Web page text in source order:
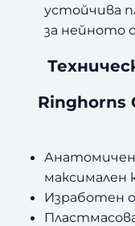
устойчива
за нейното
Ringhorns
Анатомичен
Изработен